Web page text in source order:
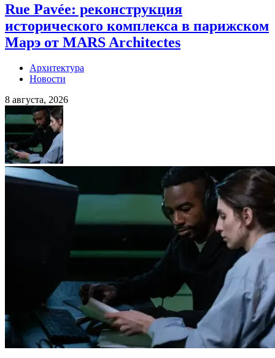
Rue Pavée: реконструкция
исторического комплекса в парижском
Марэ от MARS Architectes
Архитектура
Новости
8 августа, 2026